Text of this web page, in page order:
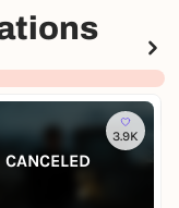
CANCELED
3.9K